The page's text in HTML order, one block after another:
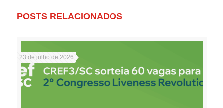
POSTS RELACIONADOS
23 de julho de 2026